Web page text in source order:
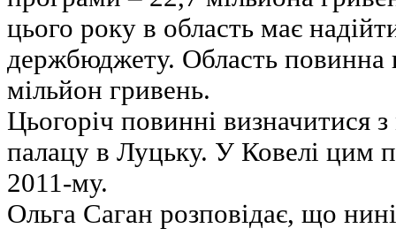
цього року в область має
держбюджету. Область повинна
мільйон гривень.
Цьогоріч повинні визначитися
палацу в Луцьку. У Ковелі цим
2011-му.
Ольга Саган розповідає, що